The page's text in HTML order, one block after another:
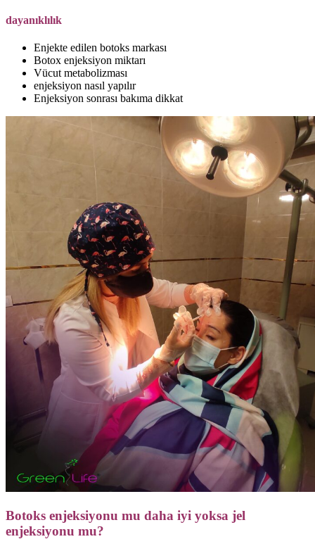
dayanıklılık
Enjekte edilen botoks markası
Botox enjeksiyon miktarı
Vücut metabolizması
enjeksiyon nasıl yapılır
Enjeksiyon sonrası bakıma dikkat
Botoks enjeksiyonu mu daha iyi yoksa jel
enjeksiyonu mu?